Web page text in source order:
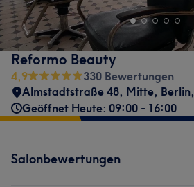
Reformo Beauty
4,9
330 Bewertungen
Almstadtstraße 48, Mitte, Berlin,
Geöffnet Heute: 09:00 - 16:00
Salonbewertungen